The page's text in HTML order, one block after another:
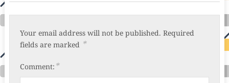
Your email address will not be published. Required
fields are marked *
Comment: *